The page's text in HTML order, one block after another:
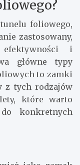
foliowego,
zastosowany,
i
główne typy
to zamki
z tych rodzajów
które warto
konkretnych